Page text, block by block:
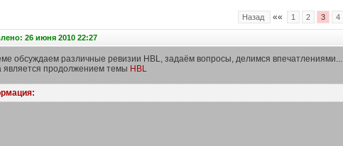
Назад «« 1 2 3 4
26 июня 2010 22:27
обсуждаем различные ревизии HBL, задаём вопросы, делимся впечатлениями...
является продолжением темы HBL